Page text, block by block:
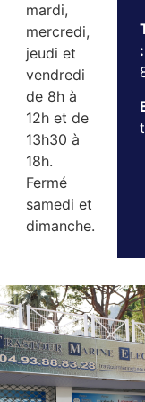
mardi,
mercredi,
jeudi et
vendredi
de 8h à
12h et de
13h30 à
18h.
Fermé
samedi et
dimanche.
: